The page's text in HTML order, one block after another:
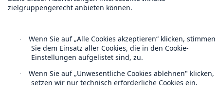
Cookie Einstellungen
Sitemap
Impressum